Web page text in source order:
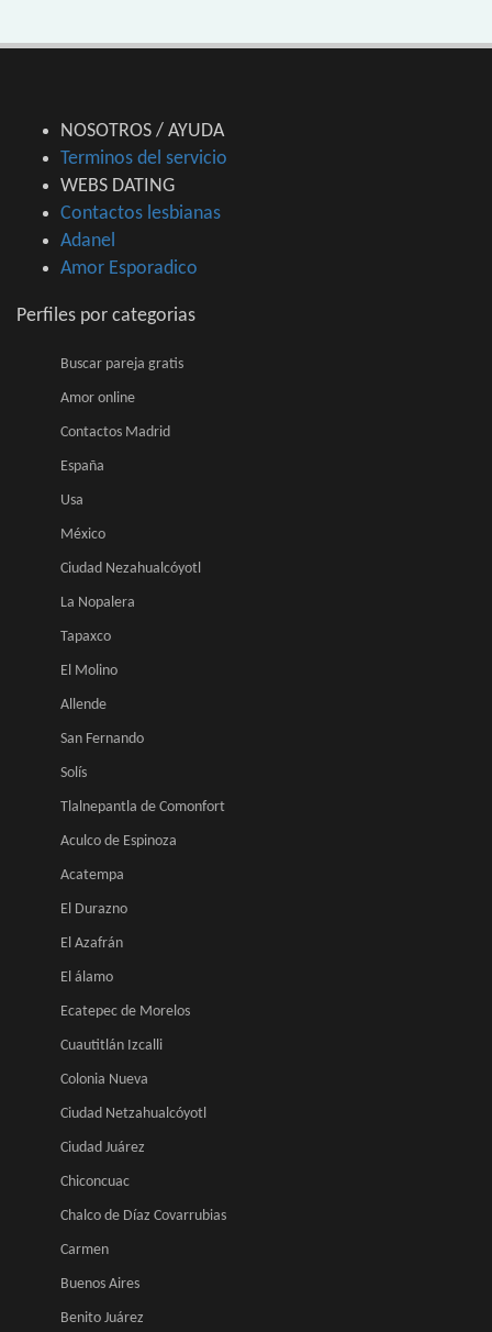
NOSOTROS / AYUDA
Terminos del servicio
WEBS DATING
Contactos lesbianas
Adanel
Amor Esporadico
Perfiles por categorias
Buscar pareja gratis
Amor online
Contactos Madrid
España
Usa
México
Ciudad Nezahualcóyotl
La Nopalera
Tapaxco
El Molino
Allende
San Fernando
Solís
Tlalnepantla de Comonfort
Aculco de Espinoza
Acatempa
El Durazno
El Azafrán
El álamo
Ecatepec de Morelos
Cuautitlán Izcalli
Colonia Nueva
Ciudad Netzahualcóyotl
Ciudad Juárez
Chiconcuac
Chalco de Díaz Covarrubias
Carmen
Buenos Aires
Benito Juárez